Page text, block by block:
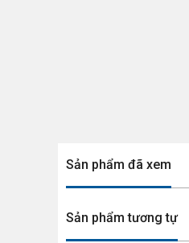
Sản phẩm đã xem
Sản phẩm tương tự